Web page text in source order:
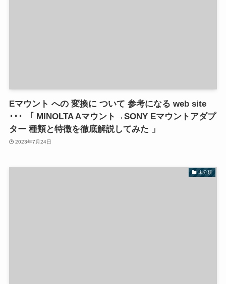
Eマウント への 変換に ついて 参考になる web site
･･･ 「 MINOLTA Aマウント→SONY Eマウントアダプ
ター 種類と特徴を徹底解説してみた 」
2023年7月24日
未分類